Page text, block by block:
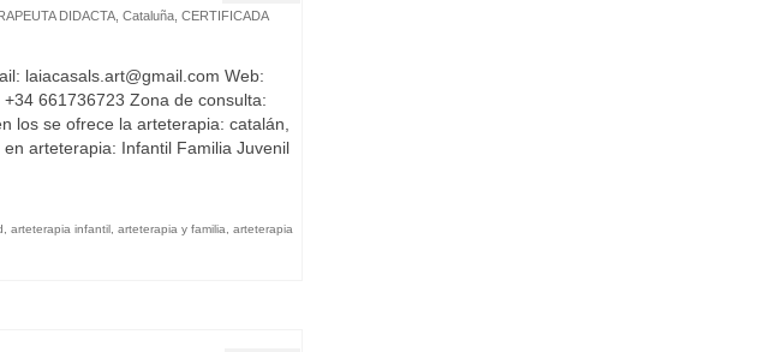
DIDACTA, Cataluña, CERTIFICADA
laiacasals.art@gmail.com Web:
661736723 Zona de consulta:
los se ofrece la arteterapia: catalán,
arteterapia: Infantil Familia Juvenil
arteterapia infantil, arteterapia y familia
arteterapia